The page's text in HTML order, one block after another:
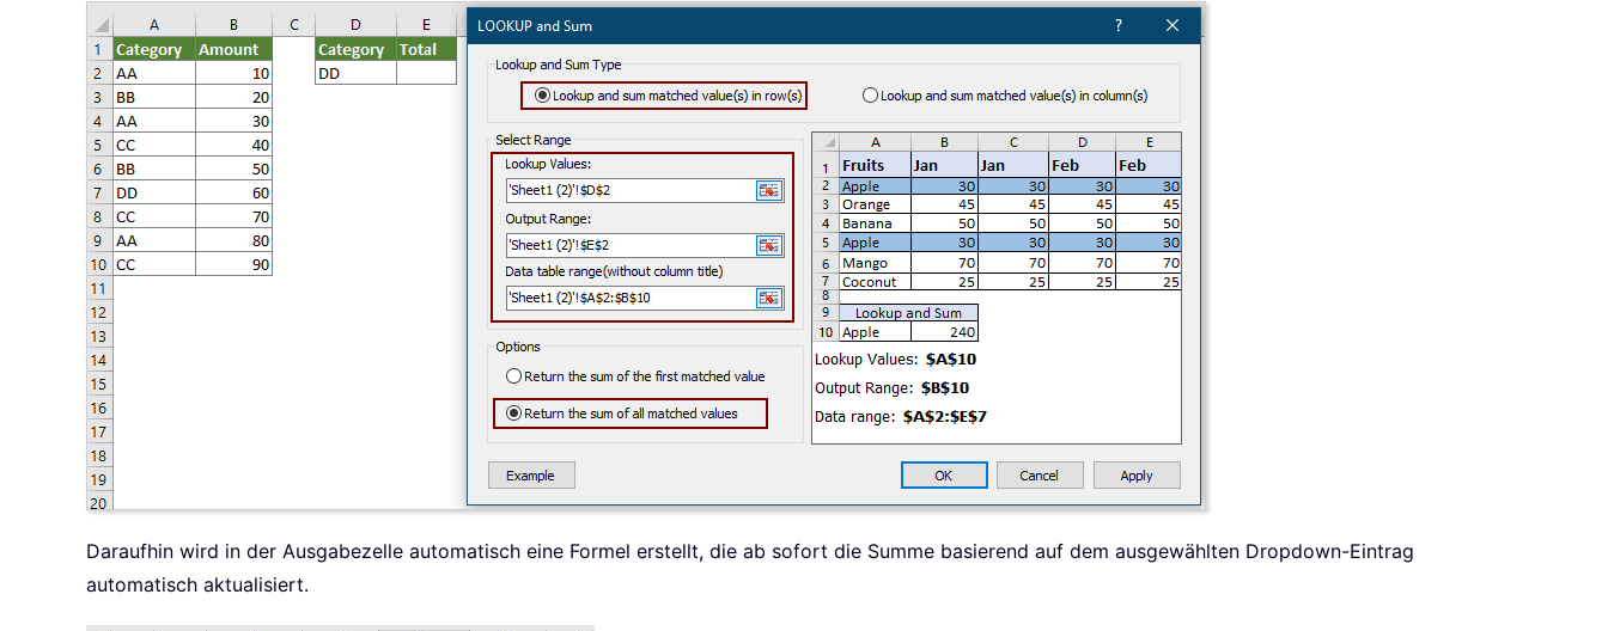
Daraufhin wird in der Ausgabezelle automatisch eine Formel erstellt, die ab sofort die Summe basierend auf dem ausgewählten Dropdown-Eintrag
automatisch aktualisiert.